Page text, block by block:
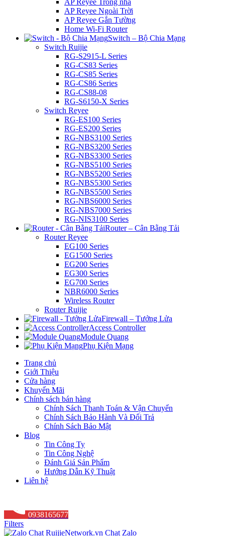
AP Reyee Trong nhà
AP Reyee Ngoài Trời
AP Reyee Gắn Tường
Home Wi-Fi Router
Switch – Bộ Chia Mạng
Switch Ruijie
RG-S2915-L Series
RG-CS83 Series
RG-CS85 Series
RG-CS86 Series
RG-CS88-08
RG-S6150-X Series
Switch Reyee
RG-ES100 Series
RG-ES200 Series
RG-NBS3100 Series
RG-NBS3200 Series
RG-NBS3300 Series
RG-NBS5100 Series
RG-NBS5200 Series
RG-NBS5300 Series
RG-NBS5500 Series
RG-NBS6000 Series
RG-NBS7000 Series
RG-NIS3100 Series
Router – Cân Bằng Tải
Router Reyee
EG100 Series
EG1500 Series
EG200 Series
EG300 Series
EG700 Series
NBR6000 Series
Wireless Router
Router Ruijie
Firewall – Tưởng Lửa
Access Controller
Module Quang
Phụ Kiện Mạng
Trang chủ
Giới Thiệu
Cửa hàng
Khuyến Mãi
Chính sách bán hàng
Chính Sách Thanh Toán & Vận Chuyển
Chính Sách Bảo Hành Và Đổi Trả
Chính Sách Bảo Mật
Blog
Tin Công Ty
Tin Công Nghệ
Đánh Giá Sản Phẩm
Hướng Dẫn Kỹ Thuật
Liên hệ
0938165677
Filters
Chat Zalo